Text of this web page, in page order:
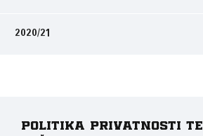
2020/21
Politika privatnosti te